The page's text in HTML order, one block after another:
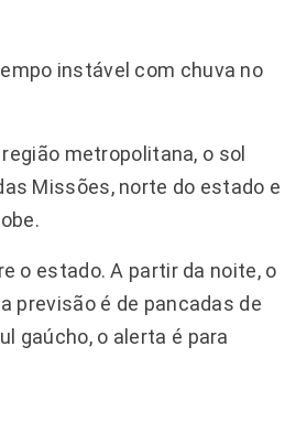
instável com chuva no
metropolitana, o sol
Missões, norte do estado e
o estado. A partir da noite, o
previsão é de pancadas de
gaúcho, o alerta é para